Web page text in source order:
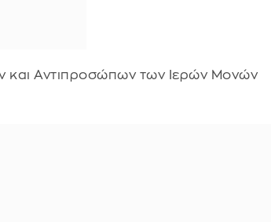
και Αντιπροσώπων των Ιερών Μονών